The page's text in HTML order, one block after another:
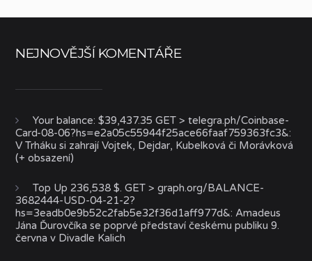
NEJNOVĚJŠÍ KOMENTÁŘE
Your balance: $39,437.35 GET > telegra.ph/Coinbase-
Card-08-06?hs=e2a05c55944f25ace66faaf759363fc3&:
V Trháku si zahrají Vojtek, Dejdar, Kubelková či Morávková
(+ obsazení)
Top Up 236,538 $. GET > graph.org/BALANCE-
3682444-USD-04-21-2?
hs=3eadb0e9b52c2fab5e32f36d1aff977d&:Amadeus
Jána Ďurovčíka se poprvé představí českému publiku 9.
června v Divadle Kalich